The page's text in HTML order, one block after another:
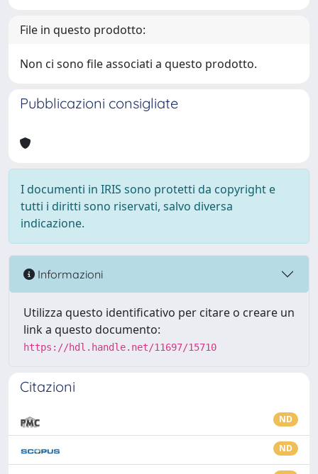
File in questo prodotto:
Non ci sono file associati a questo prodotto.
Pubblicazioni consigliate
I documenti in IRIS sono protetti da copyright e
tutti i diritti sono riservati, salvo diversa
indicazione.
Informazioni
Utilizza questo identificativo per citare o creare un
link a questo documento:
https://hdl.handle.net/11697/15710
Citazioni
ND
ND